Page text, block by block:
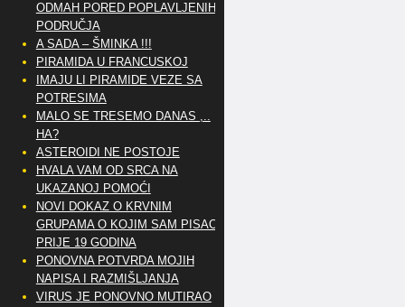
ODMAH PORED POPLAVLJENIH
PODRUČJA
A SADA – ŠMINKA !!!
PIRAMIDA U FRANCUSKOJ
IMAJU LI PIRAMIDE VEZE SA
POTRESIMA
MALO SE TRESEMO DANAS ,..
HA?
ASTEROIDI NE POSTOJE
HVALA VAM OD SRCA NA
UKAZANOJ POMOĆI
NOVI DOKAZ O KRVNIM
GRUPAMA O KOJIM SAM PISAO
PRIJE 19 GODINA
PONOVNA POTVRDA MOJIH
NAPISA I RAZMIŠLJANJA
VIRUS JE PONOVNO MUTIRAO